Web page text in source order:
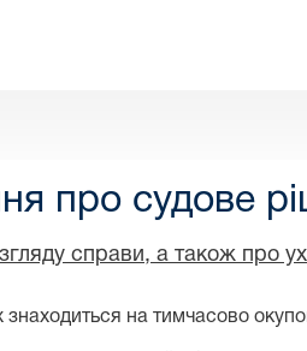
про судове
справи, а також про
на тимчасово